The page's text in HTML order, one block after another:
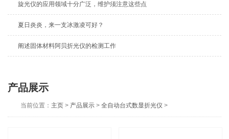
旋光仪的应用领域十分广泛，维护须注意这些点
夏日炎炎，来一支冰激凌可好？
阐述固体材料阿贝折光仪的检测工作
产品展示
当前位置： 主页 > 产品展示 >全自动台式数显折光仪 >